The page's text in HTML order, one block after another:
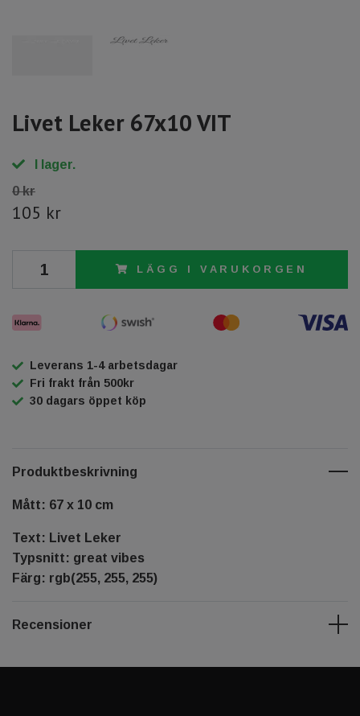
Livet Leker 67x10 VIT
I lager.
0 kr
105 kr
LÄGG I VARUKORGEN
Leverans 1-4 arbetsdagar
Fri frakt från 500kr
30 dagars öppet köp
Produktbeskrivning
Mått: 67 x 10 cm
Text: Livet Leker
Typsnitt: great vibes
Färg: rgb(255, 255, 255)
Recensioner